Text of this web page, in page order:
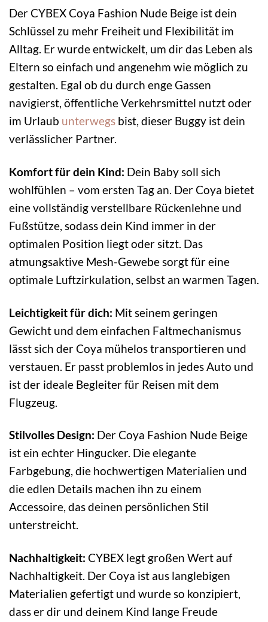
Der CYBEX Coya Fashion Nude Beige ist dein
Schlüssel zu mehr Freiheit und Flexibilität im
Alltag. Er wurde entwickelt, um dir das Leben als
Eltern so einfach und angenehm wie möglich zu
gestalten. Egal ob du durch enge Gassen
navigierst, öffentliche Verkehrsmittel nutzt oder
im Urlaub unterwegs bist, dieser Buggy ist dein
verlässlicher Partner.
Komfort für dein Kind: Dein Baby soll sich
wohlfühlen – vom ersten Tag an. Der Coya bietet
eine vollständig verstellbare Rückenlehne und
Fußstütze, sodass dein Kind immer in der
optimalen Position liegt oder sitzt. Das
atmungsaktive Mesh-Gewebe sorgt für eine
optimale Luftzirkulation, selbst an warmen Tagen.
Leichtigkeit für dich: Mit seinem geringen
Gewicht und dem einfachen Faltmechanismus
lässt sich der Coya mühelos transportieren und
verstauen. Er passt problemlos in jedes Auto und
ist der ideale Begleiter für Reisen mit dem
Flugzeug.
Stilvolles Design: Der Coya Fashion Nude Beige
ist ein echter Hingucker. Die elegante
Farbgebung, die hochwertigen Materialien und
die edlen Details machen ihn zu einem
Accessoire, das deinen persönlichen Stil
unterstreicht.
Nachhaltigkeit: CYBEX legt großen Wert auf
Nachhaltigkeit. Der Coya ist aus langlebigen
Materialien gefertigt und wurde so konzipiert,
dass er dir und deinem Kind lange Freude